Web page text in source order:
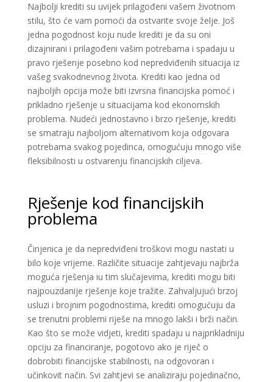
Najbolji krediti su uvijek prilagođeni vašem životnom
stilu, što će vam pomoći da ostvarite svoje želje. Još
jedna pogodnost koju nude krediti je da su oni
dizajnirani i prilagođeni vašim potrebama i spadaju u
pravo rješenje posebno kod nepredviđenih situacija iz
vašeg svakodnevnog života. Krediti kao jedna od
najboljih opcija može biti izvrsna financijska pomoć i
prikladno rješenje u situacijama kod ekonomskih
problema. Nudeći jednostavno i brzo rješenje, krediti
se smatraju najboljom alternativom koja odgovara
potrebama svakog pojedinca, omogućuju mnogo više
fleksibilnosti u ostvarenju financijskih ciljeva.
Rješenje kod financijskih
problema
Činjenica je da nepredviđeni troškovi mogu nastati u
bilo koje vrijeme. Različite situacije zahtjevaju najbrža
moguća rješenja iu tim slučajevima, krediti mogu biti
najpouzdanije rješenje koje tražite. Zahvaljujući brzoj
usluzi i brojnim pogodnostima, krediti omogućuju da
se trenutni problemi riješe na mnogo lakši i brži način.
Kao što se može vidjeti, krediti spadaju u najprikladniju
opciju za financiranje, pogotovo ako je riječ o
dobrobiti financijske stabilnosti, na odgovoran i
učinkovit način. Svi zahtjevi se analiziraju pojedinačno,